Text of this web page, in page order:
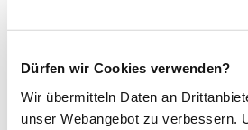
Dürfen wir Cookies verwenden?
Wir übermitteln Daten an
unser Webangebot zu verbessern.
Kein
Schwellung
Nur nach
Fieber
Verlauf
Langsam